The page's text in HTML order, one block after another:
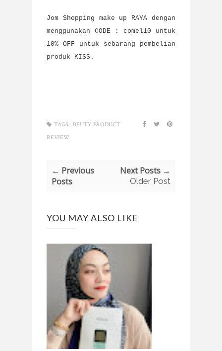
Jom Shopping make up RAYA dengan
menggunakan CODE : comel10 untuk
10% OFF untuk sebarang pembelian
produk KISS.
TAGS : BEUTY PRODUCT
REVIEW
← Previous
Posts
Next Posts →
Older Post
YOU MAY ALSO LIKE